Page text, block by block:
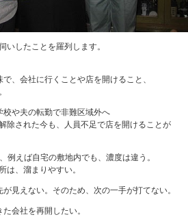
いしたことを羅列します。
、会社に行くことや店を開けること、
や夫の転勤で非難区域外へ
除された今も、人員不足で店を開けることが
例えば自宅の敷地内でも、濃度は違う。
、溜まりやすい。
見えない。そのため、次の一手が打てない。
会社を再開したい。